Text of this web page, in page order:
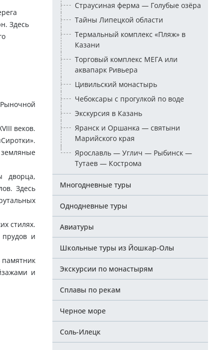
Здесь
веков.
дворца,
Здесь
стилях.
и
и
Страусиная ферма — Голубые озёра
Тайны Липецкой области
Термальный комплекс «Пляж» в
Казани
Торговый комплекс МЕГА или
аквапарк Ривьера
Цивильский монастырь
Чебоксары с прогулкой по воде
Экскурсия в Казань
Яранск и Оршанка — святыни
Марийского края
Ярославль — Углич — Рыбинск —
Тутаев — Кострома
Многодневные туры
Однодневные туры
Авиатуры
Школьные туры из Йошкар-Олы
Экскурсии по монастырям
Сплавы по рекам
Черное море
Соль-Илецк